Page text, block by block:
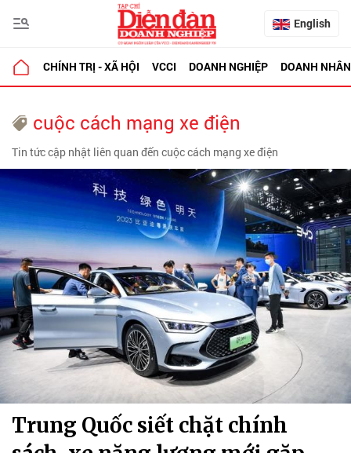
English
CHÍNH TRỊ - XÃ HỘI VCCI DOANH NGHIỆP DOANH NHÂN
cuộc cách mạng xe điện
Tin tức cập nhật liên quan đến cuộc cách mạng xe điện
Trung Quốc siết chặt chính